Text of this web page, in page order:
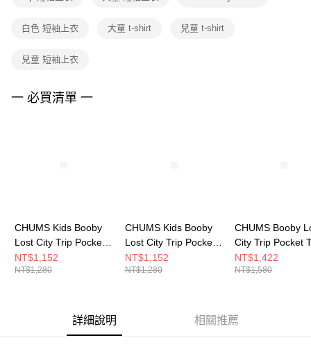
權轉讓予恩沛科技股份有限公司。
３．未成年的使用者請事先徵得法定代理人或監護人之同意方可使用
４．使用「AFTEE先享後付」時，將依據個別帳號之用戶狀況，依本公司即
白色 短袖上衣 大童 t-shirt 兒童 t-shirt
兒童 短袖上衣
一 必買清單 一
CHUMS Kids Booby
Lost City Trip Pocket
T-Shirt 中大童 短袖上
衣 米灰色
NT$1,152
NT$1,280
CHUMS Kids Booby
Lost City Trip Pocket
T-Shirt 中大童 短袖上
衣 深藍
NT$1,152
NT$1,280
CHUMS Booby
City Trip Pocket
Shirt 男 短袖上
CH012739W001
NT$1,422
NT$1,580
詳細說明 相關推薦